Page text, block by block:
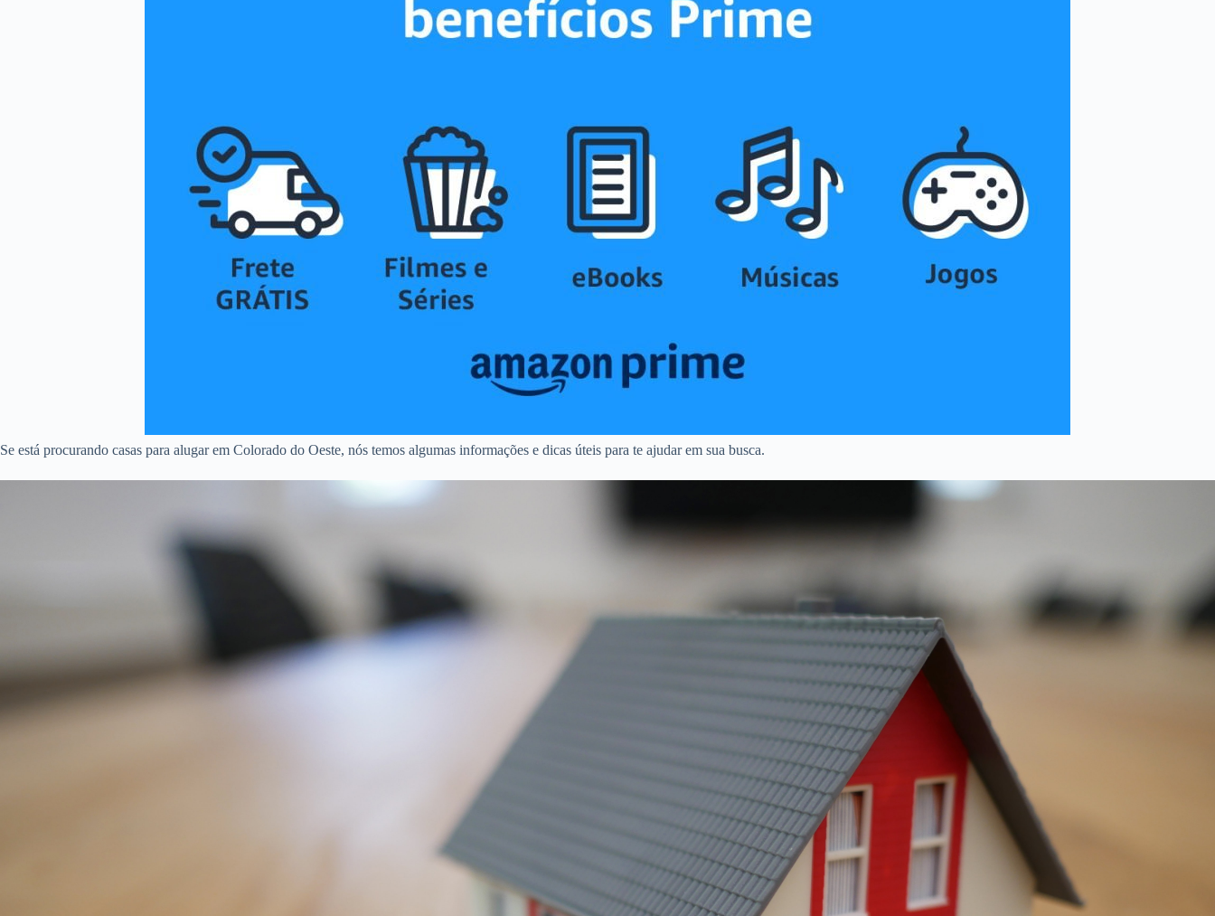
Se está procurando casas para alugar em Colorado do Oeste, nós temos algumas informações e dicas úteis para te ajudar em sua busca.